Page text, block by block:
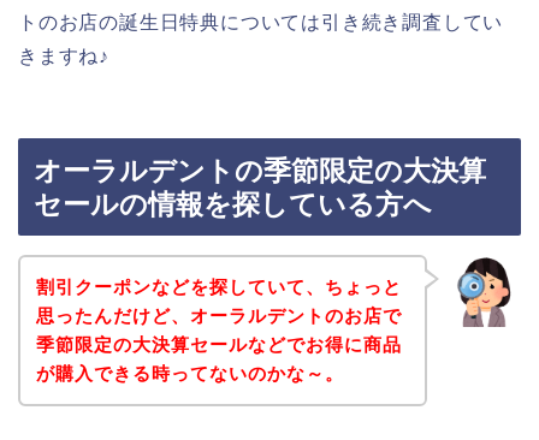
トのお店の誕生日特典については引き続き調査してい
きますね♪
オーラルデントの季節限定の大決算
セールの情報を探している方へ
割引クーポンなどを探していて、ちょっと
思ったんだけど、オーラルデントのお店で
季節限定の大決算セールなどでお得に商品
が購入できる時ってないのかな～。